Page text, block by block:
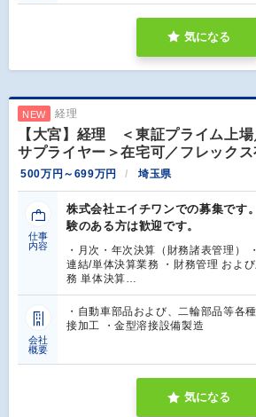
気になる
NEW 経理
【大宮】経理 ＜東証プライム上
サプライヤー＞在宅可／フレックス
500万円～699万円 埼玉県
仕事
内容
株式会社エイチワンでの募集です
験のある方は歓迎です。
・月次・年次決算（財務諸表管理）
連結/単体決算業務 ・財務管理 およ
務 単体決算…
会社
概要
・自動車部品および、二輪部品等各
接加工 ・金型溶接設備製造
気になる